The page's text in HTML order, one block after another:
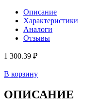
Описание
Характеристики
Аналоги
Отзывы
1 300.39 ₽
В корзину
ОПИСАНИЕ